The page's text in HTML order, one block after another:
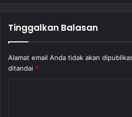
Tinggalkan Balasan
Alamat email Anda tidak akan
ditandai *